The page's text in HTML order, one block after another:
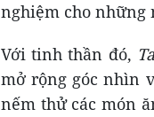
nghiệm cho những
Với tinh thần đó,
mở rộng góc nhìn
nếm thử các món